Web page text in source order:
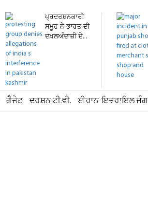
ਪ੍ਰਦਰਸ਼ਨਕਾਰੀ
ਸਮੂਹ ਨੇ ਭਾਰਤ ਦੀ
ਦਖ਼ਲਅੰਦਾਜ਼ੀ ਦੇ...
ਗੈਜੇਟ ਦਰਸ਼ਨ ਟੀ.ਵੀ. ਈਰਾਨ-ਇਜ਼ਰਾਇਲ ਜੰਗ